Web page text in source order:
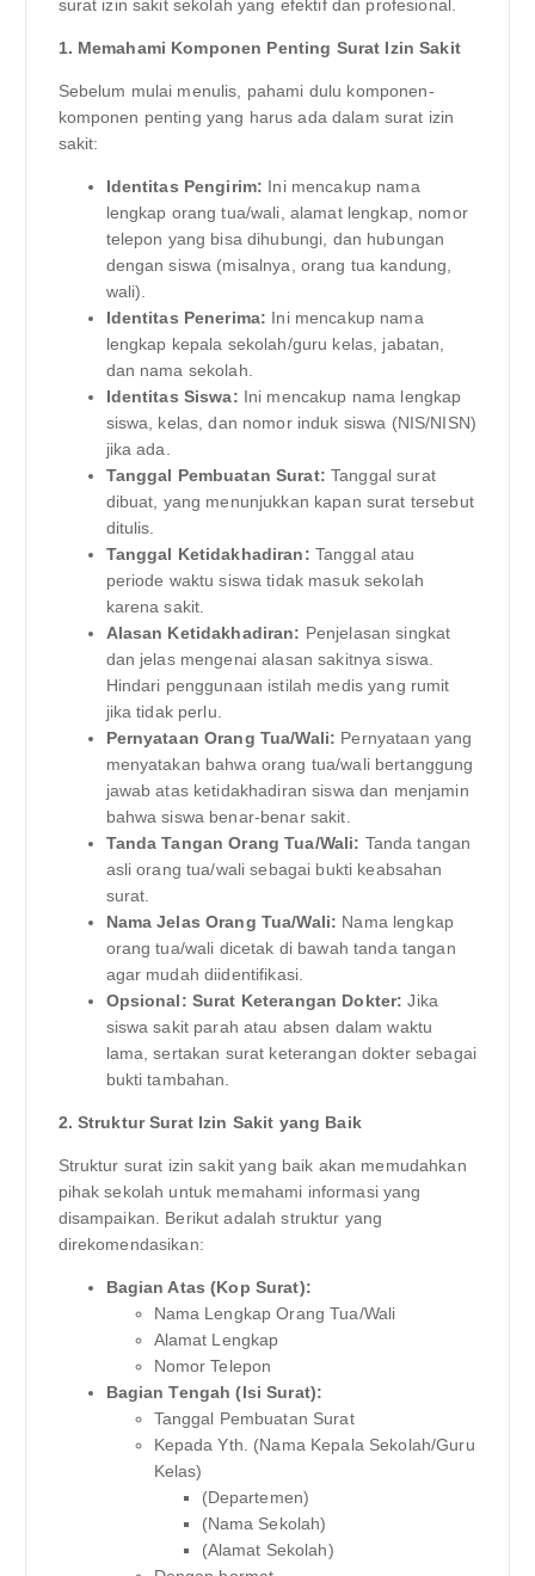
surat izin sakit sekolah yang efektif dan profesional.
1. Memahami Komponen Penting Surat Izin Sakit
Sebelum mulai menulis, pahami dulu komponen-
komponen penting yang harus ada dalam surat izin
sakit:
Identitas Pengirim: Ini mencakup nama
lengkap orang tua/wali, alamat lengkap, nomor
telepon yang bisa dihubungi, dan hubungan
dengan siswa (misalnya, orang tua kandung,
wali).
Identitas Penerima: Ini mencakup nama
lengkap kepala sekolah/guru kelas, jabatan,
dan nama sekolah.
Identitas Siswa: Ini mencakup nama lengkap
siswa, kelas, dan nomor induk siswa (NIS/NISN)
jika ada.
Tanggal Pembuatan Surat: Tanggal surat
dibuat, yang menunjukkan kapan surat tersebut
ditulis.
Tanggal Ketidakhadiran: Tanggal atau
periode waktu siswa tidak masuk sekolah
karena sakit.
Alasan Ketidakhadiran: Penjelasan singkat
dan jelas mengenai alasan sakitnya siswa.
Hindari penggunaan istilah medis yang rumit
jika tidak perlu.
Pernyataan Orang Tua/Wali: Pernyataan yang
menyatakan bahwa orang tua/wali bertanggung
jawab atas ketidakhadiran siswa dan menjamin
bahwa siswa benar-benar sakit.
Tanda Tangan Orang Tua/Wali: Tanda tangan
asli orang tua/wali sebagai bukti keabsahan
surat.
Nama Jelas Orang Tua/Wali: Nama lengkap
orang tua/wali dicetak di bawah tanda tangan
agar mudah diidentifikasi.
Opsional: Surat Keterangan Dokter: Jika
siswa sakit parah atau absen dalam waktu
lama, sertakan surat keterangan dokter sebagai
bukti tambahan.
2. Struktur Surat Izin Sakit yang Baik
Struktur surat izin sakit yang baik akan memudahkan
pihak sekolah untuk memahami informasi yang
disampaikan. Berikut adalah struktur yang
direkomendasikan:
Bagian Atas (Kop Surat):
Nama Lengkap Orang Tua/Wali
Alamat Lengkap
Nomor Telepon
Bagian Tengah (Isi Surat):
Tanggal Pembuatan Surat
Kepada Yth. (Nama Kepala Sekolah/Guru
Kelas)
(Departemen)
(Nama Sekolah)
(Alamat Sekolah)